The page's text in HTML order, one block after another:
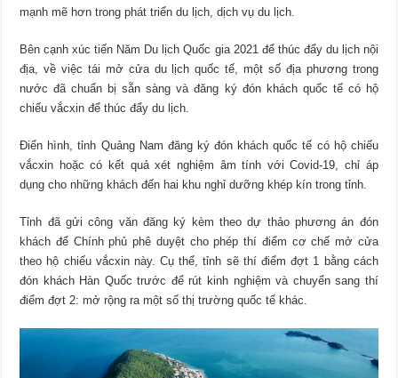
mạnh mẽ hơn trong phát triển du lịch, dịch vụ du lịch.
Bên cạnh xúc tiến Năm Du lịch Quốc gia 2021 để thúc đẩy du lịch nội
địa, về việc tái mở cửa du lịch quốc tế, một số địa phương trong
nước đã chuẩn bị sẵn sàng và đăng ký đón khách quốc tế có hộ
chiếu vắcxin để thúc đẩy du lịch.
Điển hình, tỉnh Quảng Nam đăng ký đón khách quốc tế có hộ chiếu
vắcxin hoặc có kết quả xét nghiệm âm tính với Covid-19, chỉ áp
dụng cho những khách đến hai khu nghỉ dưỡng khép kín trong tỉnh.
Tỉnh đã gửi công văn đăng ký kèm theo dự thảo phương án đón
khách để Chính phủ phê duyệt cho phép thí điểm cơ chế mở cửa
theo hộ chiếu vắcxin này. Cụ thể, tỉnh sẽ thí điểm đợt 1 bằng cách
đón khách Hàn Quốc trước để rút kinh nghiệm và chuyển sang thí
điểm đợt 2: mở rộng ra một số thị trường quốc tế khác.